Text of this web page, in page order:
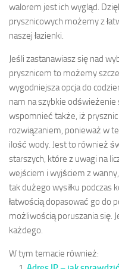
walorem jest ich wygląd.
prysznicowych możemy z
naszej łazienki.
Jeśli zastanawiasz się nad
prysznicem to możemy
wygodniejsza opcja do
nam na szybkie odświeżenie
wspomnieć także, iż
rozwiązaniem, ponieważ w
ilość wody. Jest to również
starszych, które z uwagi na
wejściem i wyjściem z
tak dużego wysiłku podczas
łatwością dopasować go do
możliwością poruszania się.
każdego.
W tym temacie również: